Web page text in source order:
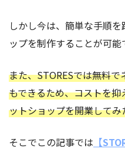
しかし今は、簡単な手順
ップを制作することが可能
また、STORESでは無料
もできるため、コストを
ットショップを開業して
そこでこの記事では 【